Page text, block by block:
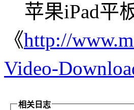
苹果iPad平
《http://
Video-
相关日志